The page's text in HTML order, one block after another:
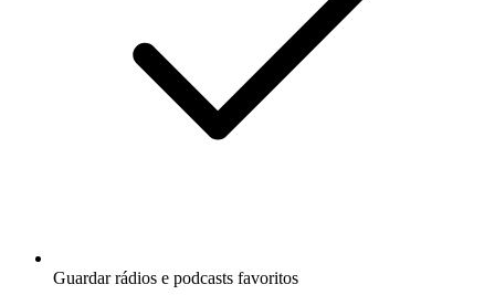
Guardar rádios e podcasts favoritos